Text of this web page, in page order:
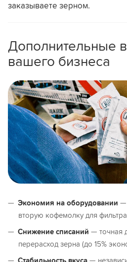
заказываете зерном.
Дополнительные
вашего бизнеса
Экономия на оборудовании —
вторую кофемолку для
Снижение списаний — точная
перерасход зерна (до 15%
Стабильность вкуса —